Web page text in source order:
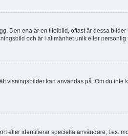
Den ena är en titelbild, oftast är dessa
och är i allmänhet unik eller
visningsbilder kan användas på. Om du
eller identifierar speciella användare, t.ex.